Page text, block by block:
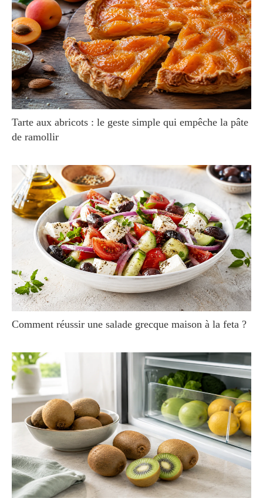
Tarte aux abricots : le geste simple qui empêche la pâte
de ramollir
Comment réussir une salade grecque maison à la feta ?